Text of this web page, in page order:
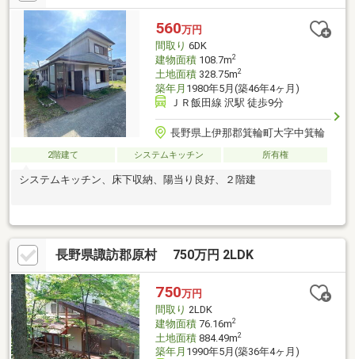
560万円
間取り 6DK
建物面積108.7m2
土地面積328.75m2
築年月 1980年5月(築46年4ヶ月)
ＪＲ飯田線 沢駅 徒歩9分
長野県上伊那郡箕輪町大字中箕輪
2階建て システムキッチン 所有権
システムキッチン、床下収納、陽当り良好、２階建
長野県諏訪郡原村 750万円 2LDK
750万円
間取り 2LDK
建物面積76.16m2
土地面積884.49m2
築年月 1990年5月(築36年4ヶ月)